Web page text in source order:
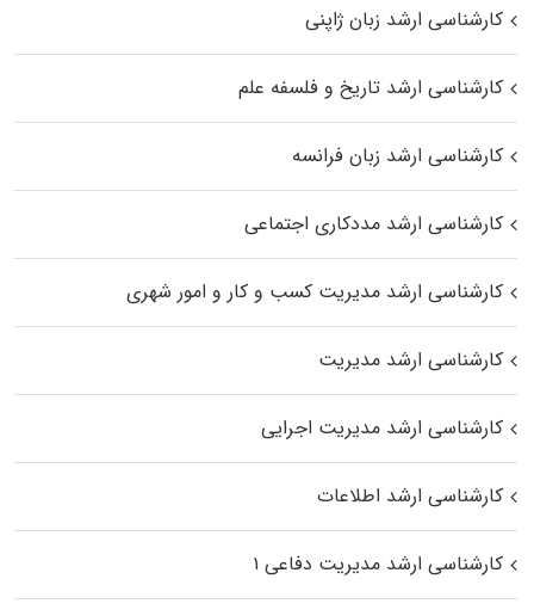
کارشناسی ارشد زبان ژاپنی
کارشناسی ارشد تاریخ و فلسفه علم
کارشناسی ارشد زبان فرانسه
کارشناسی ارشد مددکاری اجتماعی
کارشناسی ارشد مدیریت کسب و کار و امور شهری
کارشناسی ارشد مدیریت
کارشناسی ارشد مدیریت اجرایی
کارشناسی ارشد اطلاعات
کارشناسی ارشد مدیریت دفاعی ۱